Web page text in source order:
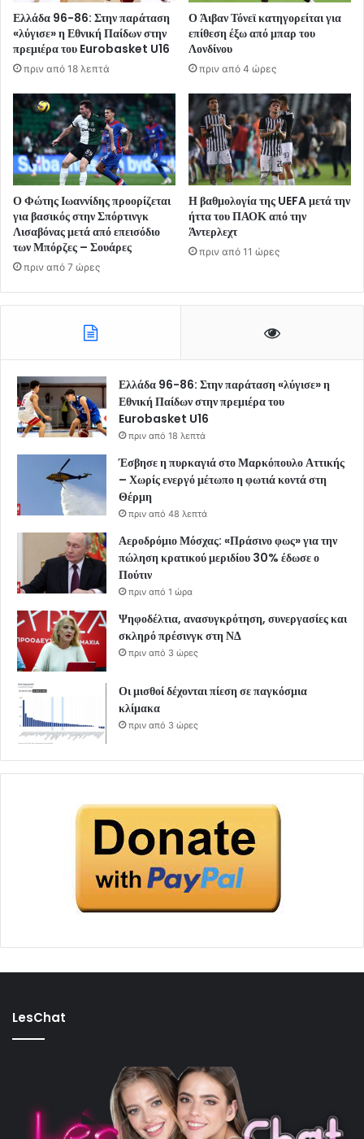
Ελλάδα 96-86: Στην παράταση
«λύγισε» η Εθνική Παίδων στην
πρεμιέρα του Eurobasket U16
πριν από 18 λεπτά
Ο Άιβαν Τόνεϊ κατηγορείται για
επίθεση έξω από μπαρ του
Λονδίνου
πριν από 4 ώρες
Ο Φώτης Ιωαννίδης προορίζεται
για βασικός στην Σπόρτινγκ
Λισαβόνας μετά από επεισόδιο
των Μπόρζες – Σουάρες
πριν από 7 ώρες
Η βαθμολογία της UEFA μετά την
ήττα του ΠΑΟΚ από την
Άντερλεχτ
πριν από 11 ώρες
Ελλάδα 96-86: Στην παράταση «λύγισε» η
Εθνική Παίδων στην πρεμιέρα του
Eurobasket U16
πριν από 18 λεπτά
Έσβησε η πυρκαγιά στο Μαρκόπουλο Αττικής
– Χωρίς ενεργό μέτωπο η φωτιά κοντά στη
Θέρμη
πριν από 48 λεπτά
Αεροδρόμιο Μόσχας: «Πράσινο φως» για την
πώληση κρατικού μεριδίου 30% έδωσε ο
Πούτιν
πριν από 1 ώρα
Ψηφοδέλτια, ανασυγκρότηση, συνεργασίες και
σκληρό πρέσινγκ στη ΝΔ
πριν από 3 ώρες
Οι μισθοί δέχονται πίεση σε παγκόσμια
κλίμακα
πριν από 3 ώρες
LesChat